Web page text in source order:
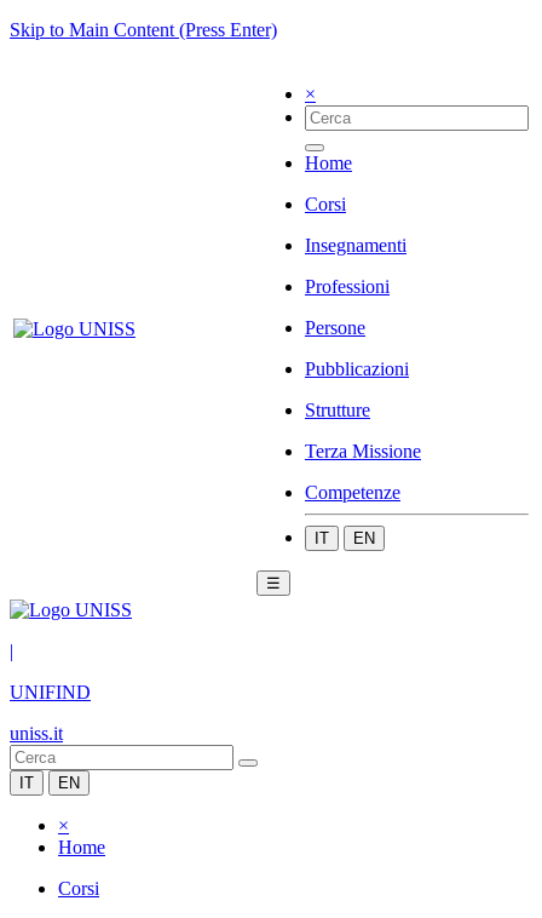
Skip to Main Content (Press Enter)
×
Home
Corsi
Insegnamenti
Professioni
Persone
Pubblicazioni
Strutture
Terza Missione
Competenze
IT EN
☰
|
UNIFIND
uniss.it
IT EN
×
Home
Corsi